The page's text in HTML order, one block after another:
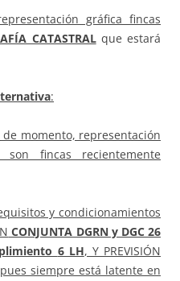
gráfica fincas
CATASTRALque estará
:
de momento, representación
fincas recientemente
y condicionamientos
CONJUNTA DGRN y DGC26
6 LH, Y PREVISIÓN
siempre está latente en